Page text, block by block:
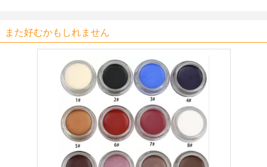
また好むかもしれません